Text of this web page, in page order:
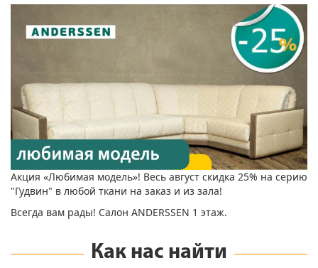
Акция «Любимая модель»! Весь август скидка 25% на серию
"Гудвин" в любой ткани на заказ и из зала!
Всегда вам рады! Салон ANDERSSEN 1 этаж.
Как нас найти